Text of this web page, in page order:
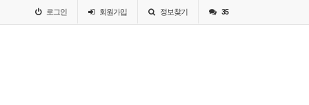
로그인 회원가입 정보찾기 35